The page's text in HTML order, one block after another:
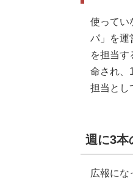
使ってい
パ」を運
を担当す
命され、
担当とし
週に3本
広報にな